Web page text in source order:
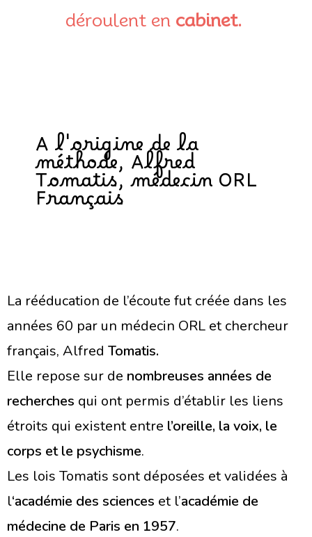
déroulent en cabinet.
A l'origine de la
méthode, Alfred
Tomatis, médecin ORL
Français
La rééducation de l’écoute fut créée dans les
années 60 par un médecin ORL et chercheur
français, Alfred Tomatis.
Elle repose sur de nombreuses années de
recherches qui ont permis d’établir les liens
étroits qui existent entre l’oreille, la voix, le
corps et le psychisme.
Les lois Tomatis sont déposées et validées à
l‘académie des sciences et l’académie de
médecine de Paris en 1957.